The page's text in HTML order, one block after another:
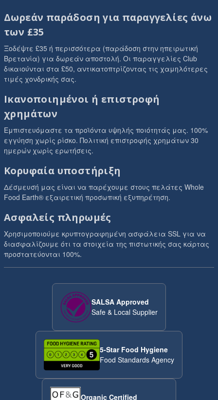
Δωρεάν παράδοση για παραγγελίες άνω
των £35
Ξοδέψτε £35 ή περισσότερα (παράδοση στην ηπειρωτική
Βρετανία) για δωρεάν αποστολή. Οι παραγγελίες Club
δικαιούνται στα £50, αντικατοπτρίζοντας τις χαμηλότερες
τιμές χονδρικής σας.
Ικανοποιημένοι ή επιστροφή
χρημάτων
Εμπιστευόμαστε τα προϊόντα υψηλής ποιότητάς μας. 100%
εγγύηση χωρίς ρίσκο. Πολιτική επιστροφής χρημάτων 30
ημερών χωρίς ερωτήσεις.
Κορυφαία υποστήριξη
Δέσμευσή μας είναι να παρέχουμε στους πελάτες Whole
Food Earth® εξαιρετική προσωπική εξυπηρέτηση.
Ασφαλείς πληρωμές
Χρησιμοποιούμε κρυπτογραφημένη ασφάλεια SSL για να
διασφαλίζουμε ότι τα στοιχεία της πιστωτικής σας κάρτας
προστατεύονται 100%.
SALSA Approved
Safe & Local Supplier
5-Star Food Hygiene
Food Standards Agency
Organic Certified